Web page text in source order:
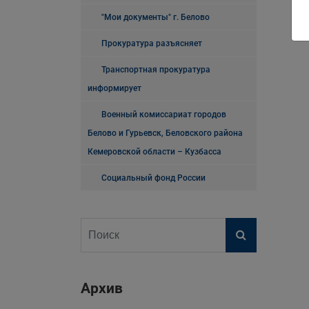
"Мои документы" г. Белово
Прокуратура разъясняет
Транспортная прокуратура
информирует
Военный комиссариат городов
Белово и Гурьевск, Беловского района
Кемеровской области – Кузбасса
Социальный фонд России
Архив